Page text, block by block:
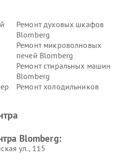
Ремонт духовых шкафов
Blomberg
Ремонт микроволновых
печей Blomberg
Ремонт стиральных машин
Blomberg
Ремонт холодильников
Blomberg:
ул., 115